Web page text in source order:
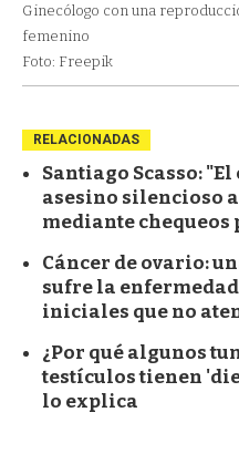
Ginecólogo con una
femenino
Foto: Freepik
RELACIONADAS
Santiago Scasso:
asesino silencioso
mediante chequeos
Cáncer de ovario:
sufre la
iniciales que no
¿Por qué algunos
testículos tienen
lo explica